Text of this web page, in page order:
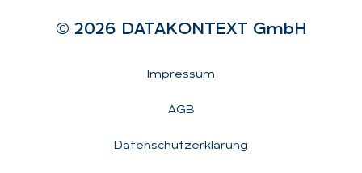
© 2026 DA­TA­KON­TEXT GmbH
Impressum
AGB
Datenschutzerklärung